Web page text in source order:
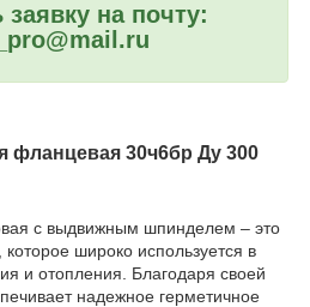
на почту:
фланцевая 30ч6бр Ду 300
с выдвижным шпинделем – это
широко используется в
и отопления. Благодаря своей
надежное герметичное